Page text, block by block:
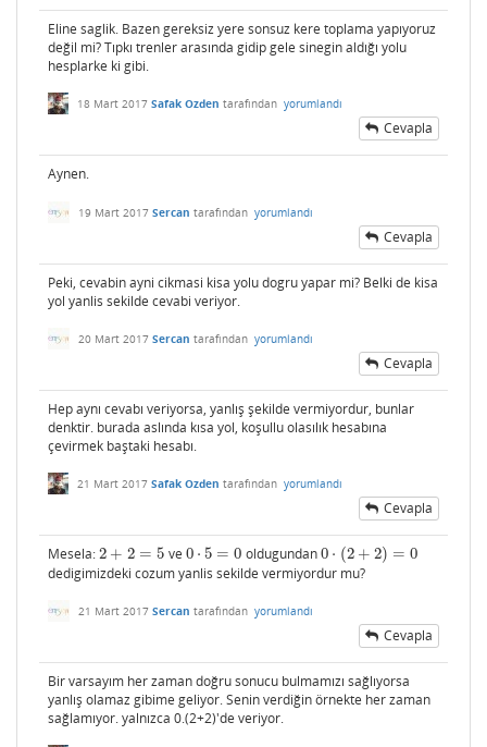
Eline saglik. Bazen gereksiz yere sonsuz kere toplama yapıyoruz
değil mi? Tıpkı trenler arasında gidip gele sinegin aldığı yolu
hesplarke ki gibi.
18 Mart 2017 Safak Ozden tarafından yorumlandı
Cevapla
Aynen.
19 Mart 2017 Sercan tarafından yorumlandı
Cevapla
Peki, cevabin ayni cikmasi kisa yolu dogru yapar mi? Belki de kisa
yol yanlis sekilde cevabi veriyor.
20 Mart 2017 Sercan tarafından yorumlandı
Cevapla
Hep aynı cevabı veriyorsa, yanlış şekilde vermiyordur, bunlar
denktir. burada aslında kısa yol, koşullu olasılık hesabına
çevirmek baştaki hesabı.
21 Mart 2017 Safak Ozden tarafından yorumlandı
Cevapla
Mesela:2 + 2 = 5
2 +2 =5 ve 0 ⋅ 5 = 0
0⋅ 5= 0 oldugundan0 ⋅ (2 + 2) = 0
0⋅ ( 2+2)= 0
dedigimizdeki cozum yanlis sekilde vermiyordur mu?
21 Mart 2017 Sercan tarafından yorumlandı
Cevapla
Bir varsayım her zaman doğru sonucu bulmamızı sağlıyorsa
yanlış olamaz gibime geliyor. Senin verdiğin örnekte her zaman
sağlamıyor. yalnızca 0.(2+2)'de veriyor.